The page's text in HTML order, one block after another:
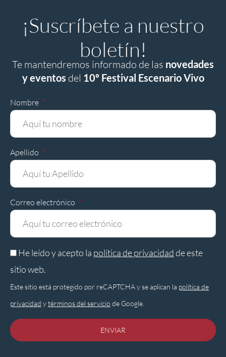
¡Suscríbete a nuestro
boletín!
Te mantendremos informado de las novedades
y eventos del 10º Festival Escenario Vivo
Nombre
Apellido
Correo electrónico
He leído y acepto la política de privacidadde este
sitio web.
Este sitio está protegido por reCAPTCHA y se aplican la política de
privacidad ytérminos del servicio de Google.
ENVIAR